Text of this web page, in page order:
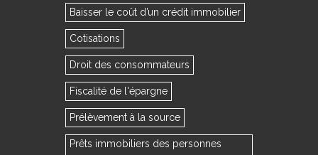
Baisser le coût d’un crédit immobilier
Cotisations
Droit des consommateurs
Fiscalité de l'épargne
Prélèvement à la source
Prêts immobiliers des personnes